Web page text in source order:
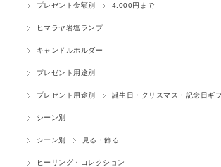
プレゼント金額別 4,000円まで
ヒマラヤ岩塩ランプ
キャンドルホルダー
プレゼント用途別
プレゼント用途別 誕生日・クリスマス・記念日ギ
シーン別
シーン別 見る・飾る
ヒーリング・コレクション